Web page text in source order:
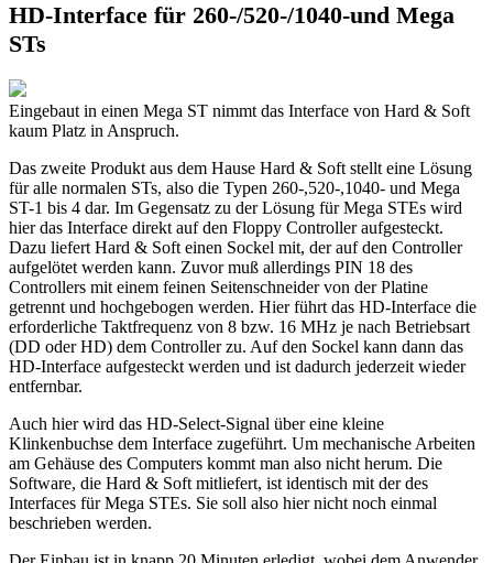
HD-Interface für 260-/520-/1040-und Mega
STs
Eingebaut in einen Mega ST nimmt das Interface von Hard & Soft
kaum Platz in Anspruch.
Das zweite Produkt aus dem Hause Hard & Soft stellt eine Lösung
für alle normalen STs, also die Typen 260-,520-,1040- und Mega
ST-1 bis 4 dar. Im Gegensatz zu der Lösung für Mega STEs wird
hier das Interface direkt auf den Floppy Controller aufgesteckt.
Dazu liefert Hard & Soft einen Sockel mit, der auf den Controller
aufgelötet werden kann. Zuvor muß allerdings PIN 18 des
Controllers mit einem feinen Seitenschneider von der Platine
getrennt und hochgebogen werden. Hier führt das HD-Interface die
erforderliche Taktfrequenz von 8 bzw. 16 MHz je nach Betriebsart
(DD oder HD) dem Controller zu. Auf den Sockel kann dann das
HD-Interface aufgesteckt werden und ist dadurch jederzeit wieder
entfernbar.
Auch hier wird das HD-Select-Signal über eine kleine
Klinkenbuchse dem Interface zugeführt. Um mechanische Arbeiten
am Gehäuse des Computers kommt man also nicht herum. Die
Software, die Hard & Soft mitliefert, ist identisch mit der des
Interfaces für Mega STEs. Sie soll also hier nicht noch einmal
beschrieben werden.